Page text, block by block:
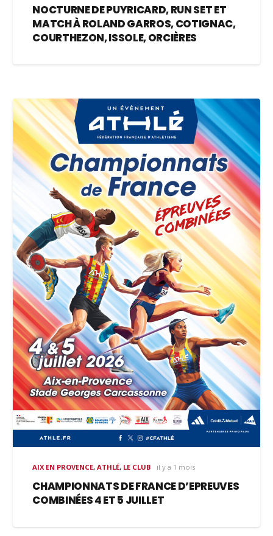
NOCTURNE DE PUYRICARD, RUN SET ET
MATCH À ROLAND GARROS, COTIGNAC,
COURTHEZON, ISSOLE, ORCIÈRES
AIX EN PROVENCE,ATHLÉ, LE CLUB il y a 1 mois
CHAMPIONNATS DE FRANCE D’EPREUVES
COMBINÉES 4 ET 5 JUILLET